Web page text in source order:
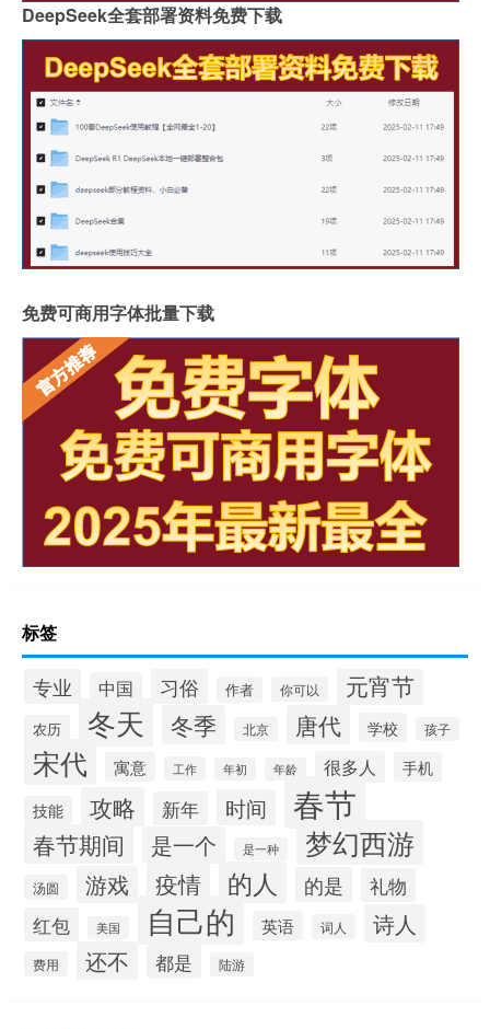
DeepSeek全套部署资料免费下载
免费可商用字体批量下载
标签
专业 中国 习俗 作者 你可以 元宵节
农历 冬天 冬季 北京 唐代 学校 孩子
宋代 寓意 工作 年初 年龄 很多人 手机
技能 攻略 新年 时间 春节
春节期间 是一个 是一种 梦幻西游
汤圆 游戏 疫情 的人 的是
礼物
红包
美国 自己的 英语 词人 诗人
费用 还不 都是 陆游